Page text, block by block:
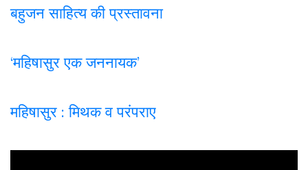
बहुजन साहित्य की प्रस्तावना
‘महिषासुर एक जननायक’
महिषासुर : मिथक व परंपराए